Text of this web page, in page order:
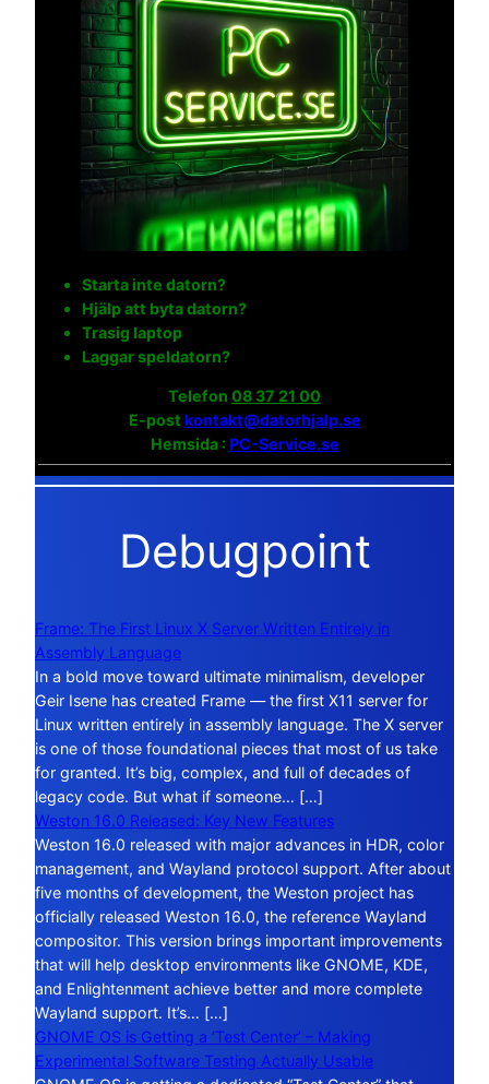
Starta inte datorn?
Hjälp att byta datorn?
Trasig laptop
Laggar speldatorn?
Telefon 08 37 21 00
E-post kontakt@datorhjalp.se
Hemsida :PC-Service.se
Debugpoint
Frame: The First Linux X Server Written Entirely in
Assembly Language
In a bold move toward ultimate minimalism, developer
Geir Isene has created Frame — the first X11 server for
Linux written entirely in assembly language. The X server
is one of those foundational pieces that most of us take
for granted. It’s big, complex, and full of decades of
legacy code. But what if someone… […]
Weston 16.0 Released: Key New Features
Weston 16.0 released with major advances in HDR, color
management, and Wayland protocol support. After about
five months of development, the Weston project has
officially released Weston 16.0, the reference Wayland
compositor. This version brings important improvements
that will help desktop environments like GNOME, KDE,
and Enlightenment achieve better and more complete
Wayland support. It’s… […]
GNOME OS is Getting a ‘Test Center’ – Making
Experimental Software Testing Actually Usable